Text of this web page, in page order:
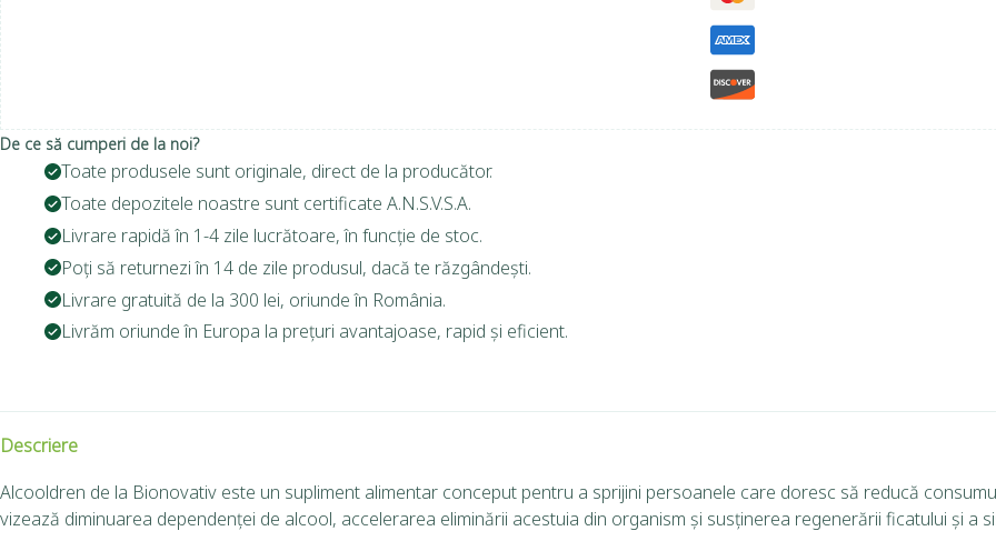
De ce să cumperi de la noi?
Toate produsele sunt originale, direct de la producător.
Toate depozitele noastre sunt certificate A.N.S.V.S.A.
Livrare rapidă în 1-4 zile lucrătoare, în funcție de stoc.
Poți să returnezi în 14 de zile produsul, dacă te răzgândești.
Livrare gratuită de la 300 lei, oriunde în România.
Livrăm oriunde în Europa la prețuri avantajoase, rapid și eficient.
Descriere
Alcooldren de la Bionovativ este un supliment alimentar conceput pentru a sprijini persoanele care doresc să reducă
vizează diminuarea dependenței de alcool, accelerarea eliminării acestuia din organism și susținerea regenerării ficatului și a